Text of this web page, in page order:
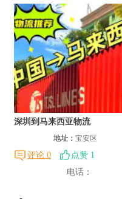
深圳到马来西亚物流
地址： 宝安区
评论 0
点赞 1
电话：